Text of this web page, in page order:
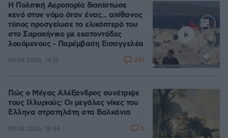
Loaded
Η Πολιτική Αεροπορία διαπίστωσε
κενό στον νόμο όταν ένας... απίθανος
τύπος προσγείωσε το ελικόπτερό του
στο Σαρακήνικο με εκατοντάδες
λουόμενους - Παρέμβαση Εισαγγελέα
09.08.2026, 14:15 243
Πώς ο Μέγας Αλέξανδρος συνέτριψε
τους Ιλλυριούς: Οι μεγάλες νίκες του
Έλληνα στρατηλάτη στα Βαλκάνια
09.08.2026, 18:54 5